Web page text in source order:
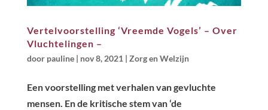
Vertelvoorstelling ‘Vreemde Vogels’ – Over
Vluchtelingen –
door pauline| nov 8, 2021| Zorg en Welzijn
Een voorstelling met verhalen van gevluchte
mensen. En de kritische stem van ‘de